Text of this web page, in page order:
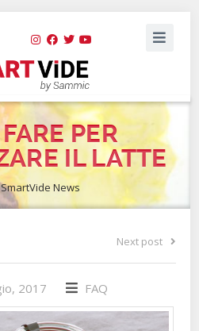
PER
IL LATTE
SmartVide News
Next post
2017 FAQ